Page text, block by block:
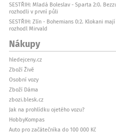
SESTŘIH: Mladá Boleslav - Sparta 2:0.
rozhodli v první půli
SESTŘIH: Zlín - Bohemians 0:2. Klokani
rozhodl Mirvald
Nákupy
hledejceny.cz
Zboží Živě
Osobní vozy
Zboží Dáma
zbozi.blesk.cz
Jak na prohlídku ojetého vozu?
HobbyKompas
Auto pro začátečníka do 100 000 Kč